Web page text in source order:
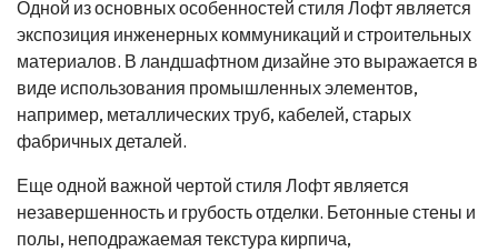
Одной из основных особенностей стиля Лофт является
экспозиция инженерных коммуникаций и строительных
материалов. В ландшафтном дизайне это выражается в
виде использования промышленных элементов,
например, металлических труб, кабелей, старых
фабричных деталей.
Еще одной важной чертой стиля Лофт является
незавершенность и грубость отделки. Бетонные стены и
полы, неподражаемая текстура кирпича,